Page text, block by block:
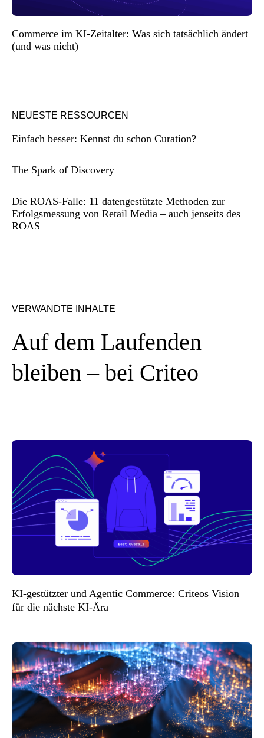
Commerce im KI-Zeitalter: Was sich tatsächlich ändert
(und was nicht)
NEUESTE RESSOURCEN
Einfach besser: Kennst du schon Curation?
The Spark of Discovery
Die ROAS-Falle: 11 datengestützte Methoden zur
Erfolgsmessung von Retail Media – auch jenseits des
ROAS
VERWANDTE INHALTE
Auf dem Laufenden
bleiben – bei Criteo
KI-gestützter und Agentic Commerce: Criteos Vision
für die nächste KI-Ära